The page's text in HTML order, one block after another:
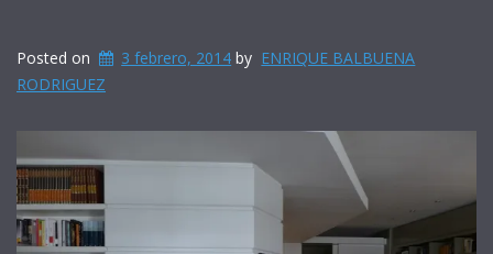
Posted on 3 febrero, 2014 by ENRIQUE BALBUENA
RODRIGUEZ